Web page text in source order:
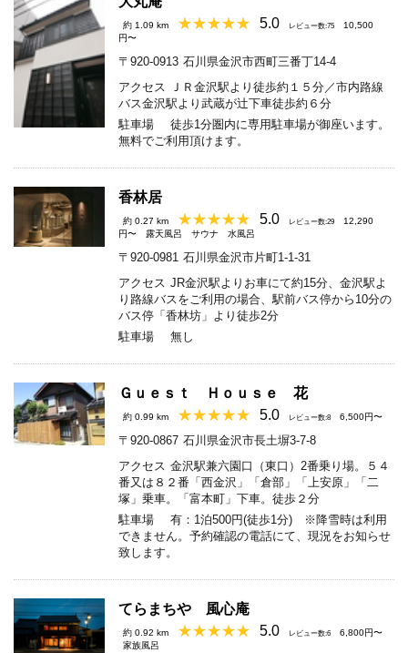
約 1.09 km 5.0 レビュー数:75
10,500
円〜
〒920-0913 石川県金沢市西町三番丁14-4
アクセス
ＪＲ金沢駅より徒歩約１５分／市内路線
バス金沢駅より武蔵が辻下車徒歩約６分
駐車場
徒歩1分圏内に専用駐車場が御座います。
無料でご利用頂けます。
香林居
約 0.27 km 5.0 レビュー数:29
12,290
円〜
露天風呂 サウナ 水風呂
〒920-0981 石川県金沢市片町1-1-31
アクセス JR金沢駅よりお車にて約15分、金沢駅よ
り路線バスをご利用の場合、駅前バス停から10分の
バス停「香林坊」より徒歩2分
駐車場
無し
Ｇｕｅｓｔ Ｈｏｕｓｅ 花
約 0.99 km 5.0 レビュー数:8 6,500円〜
〒920-0867 石川県金沢市長土塀3-7-8
アクセス 金沢駅兼六園口（東口）2番乗り場。５４
番又は８２番「西金沢」「倉部」「上安原」「二
塚」乗車。「富本町」下車。徒歩２分
駐車場
有：1泊500円(徒歩1分) ※降雪時は利用
できません。予約確認の電話にて、現況をお知らせ
致します。
てらまちや 風心庵
約 0.92 km 5.0 レビュー数:6
6,800円〜
家族風呂